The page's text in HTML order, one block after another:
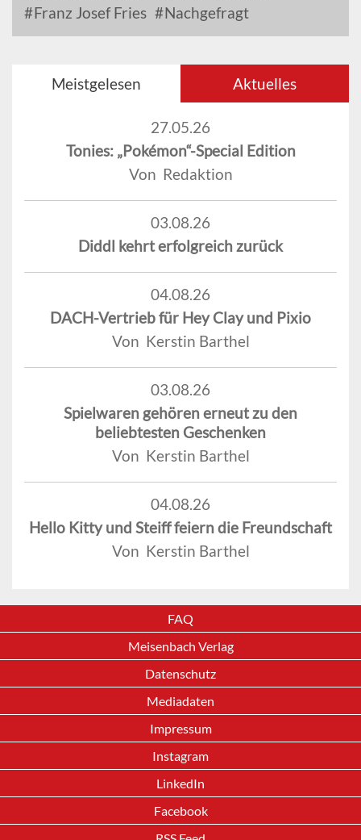
Franz Josef Fries
Nachgefragt
Meistgelesen Aktuelles
27.05.26
Tonies: „Pokémon“-Special Edition
Von Redaktion
03.08.26
Diddl kehrt erfolgreich zurück
04.08.26
DACH-Vertrieb für Hey Clay und Pixio
Von Kerstin Barthel
03.08.26
Spielwaren gehören erneut zu den
beliebtesten Geschenken
Von Kerstin Barthel
04.08.26
Hello Kitty und Steiff feiern die Freundschaft
Von Kerstin Barthel
FAQ
Meisenbach Verlag
Datenschutz
Mediadaten
Impressum
Instagram
LinkedIn
Facebook